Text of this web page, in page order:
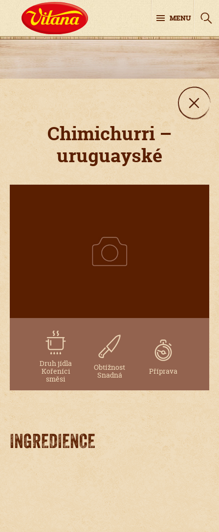
MENU
Chimichurri –
uruguayské
Druh jídla
Kořeníci
směsi
Obtížnost
Snadná
Příprava
INGREDIENCE